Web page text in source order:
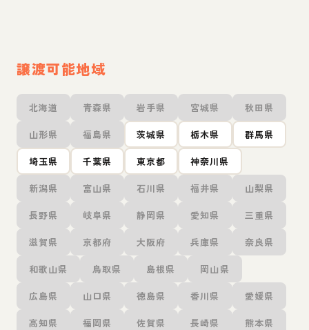
譲渡可能地域
北海道 青森県 岩手県 宮城県 秋田県
山形県 福島県 茨城県 栃木県 群馬県
埼玉県 千葉県 東京都 神奈川県
新潟県 富山県 石川県 福井県 山梨県
長野県 岐阜県 静岡県 愛知県 三重県
滋賀県 京都府 大阪府 兵庫県 奈良県
和歌山県 鳥取県 島根県 岡山県
広島県 山口県 徳島県 香川県 愛媛県
高知県 福岡県 佐賀県 長崎県 熊本県